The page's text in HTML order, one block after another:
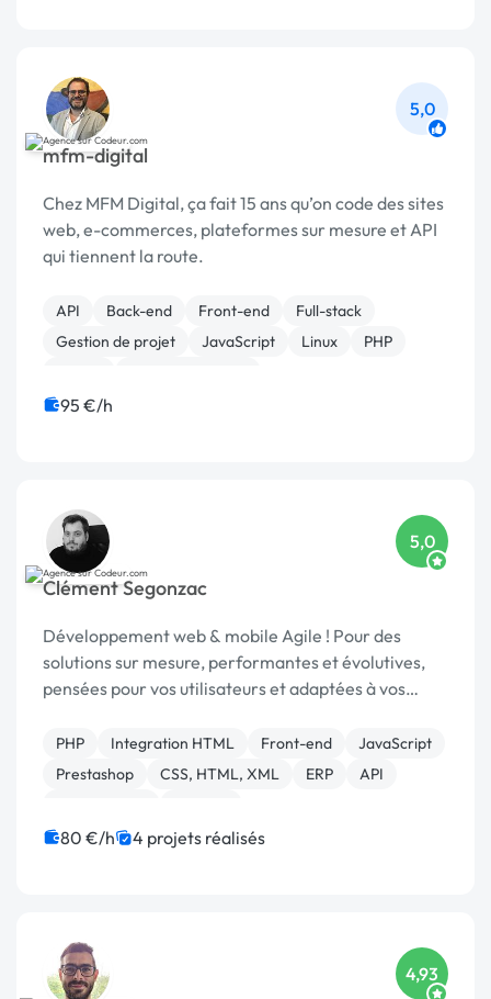
mfm-digital
5,0
Chez MFM Digital, ça fait 15 ans qu’on code des sites
web, e-commerces, plateformes sur mesure et API
qui tiennent la route.
API Back-end Front-end
Full-stack
Gestion de projet
JavaScript Linux
PHP
95 €/h
Clément Segonzac
5,0
Développement web & mobile Agile ! Pour des
solutions sur mesure, performantes et évolutives,
pensées pour vos utilisateurs et adaptées à vos
PHP Integration HTML Front-end
JavaScript
Prestashop
CSS, HTML, XML ERP
API
80 €/h 4 projets réalisés
4,93